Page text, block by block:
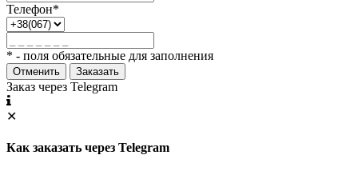
Телефон*
* - поля обязательные для заполнения
Отменить Заказать
Заказ через Telegram
✕
Как заказать через Telegram